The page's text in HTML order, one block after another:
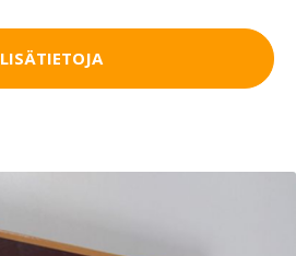
LISÄTIETOJA